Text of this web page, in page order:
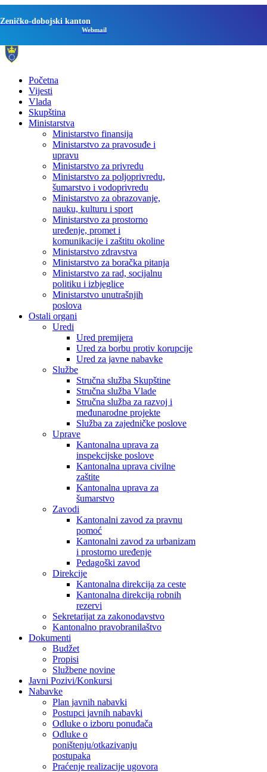
Zeničko-dobojski kanton
Webmail
Početna
Vijesti
Vlada
Skupština
Ministarstva
Ministarstvo finansija
Ministarstvo za pravosuđe i
upravu
Ministarstvo za privredu
Ministarstvo za poljoprivredu,
šumarstvo i vodoprivredu
Ministarstvo za obrazovanje,
nauku, kulturu i sport
Ministarstvo za prostorno
uređenje, promet i
komunikacije i zaštitu okoline
Ministarstvo zdravstva
Ministarstvo za boračka pitanja
Ministarstvo za rad, socijalnu
politiku i izbjeglice
Ministarstvo unutrašnjih
poslova
Ostali organi
Uredi
Ured premijera
Ured za borbu protiv korupcije
Ured za javne nabavke
Službe
Stručna služba Skupštine
Stručna služba Vlade
Stručna služba za razvoj i
međunarodne projekte
Služba za zajedničke poslove
Uprave
Kantonalna uprava za
inspekcijske poslove
Kantonalna uprava civilne
zaštite
Kantonalna uprava za
šumarstvo
Zavodi
Kantonalni zavod za pravnu
pomoć
Kantonalni zavod za urbanizam
i prostorno uređenje
Pedagoški zavod
Direkcije
Kantonalna direkcija za ceste
Kantonalna direkcija robnih
rezervi
Sekretarijat za zakonodavstvo
Kantonalno pravobranilaštvo
Dokumenti
Budžet
Propisi
Službene novine
Javni Pozivi/Konkursi
Nabavke
Plan javnih nabavki
Postupci javnih nabavki
Odluke o izboru ponuđača
Odluke o
poništenju/otkazivanju
postupaka
Praćenje realizacije ugovora